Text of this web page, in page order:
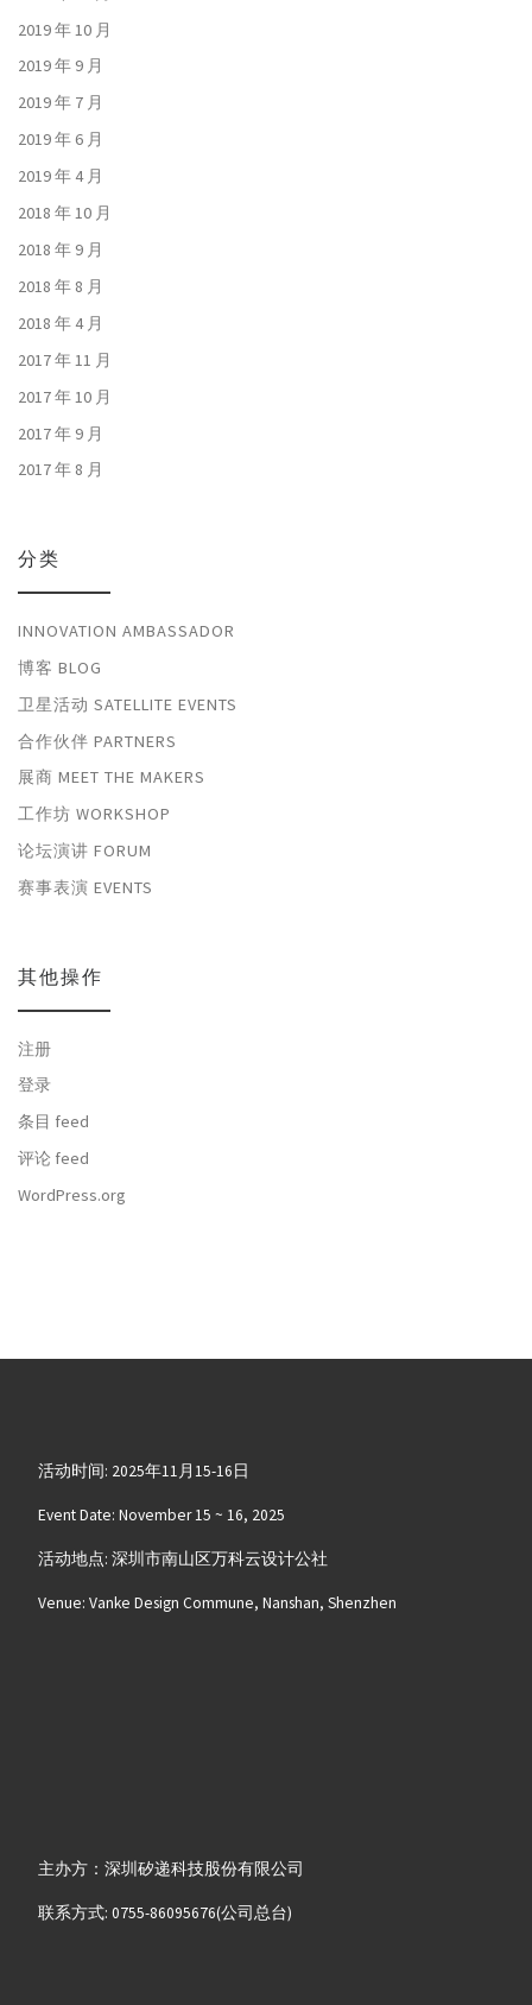
2019 年 10 月
2019 年 9 月
2019 年 7 月
2019 年 6 月
2019 年 4 月
2018 年 10 月
2018 年 9 月
2018 年 8 月
2018 年 4 月
2017 年 11 月
2017 年 10 月
2017 年 9 月
2017 年 8 月
分类
INNOVATION AMBASSADOR
博客 BLOG
卫星活动 SATELLITE EVENTS
合作伙伴 PARTNERS
展商 MEET THE MAKERS
工作坊 WORKSHOP
论坛演讲 FORUM
赛事表演 EVENTS
其他操作
注册
登录
条目 feed
评论 feed
WordPress.org
活动时间: 2025年11月15-16日
Event Date: November 15 ~ 16, 2025
活动地点: 深圳市南山区万科云设计公社
Venue: Vanke Design Commune, Nanshan, Shenzhen
主办方：深圳矽递科技股份有限公司
联系方式: 0755-86095676(公司总台)